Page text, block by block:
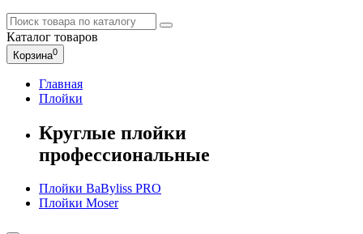
Каталог товаров
Корзина0
Главная
Плойки
Круглые плойки
профессиональные
Плойки BaByliss PRO
Плойки Moser